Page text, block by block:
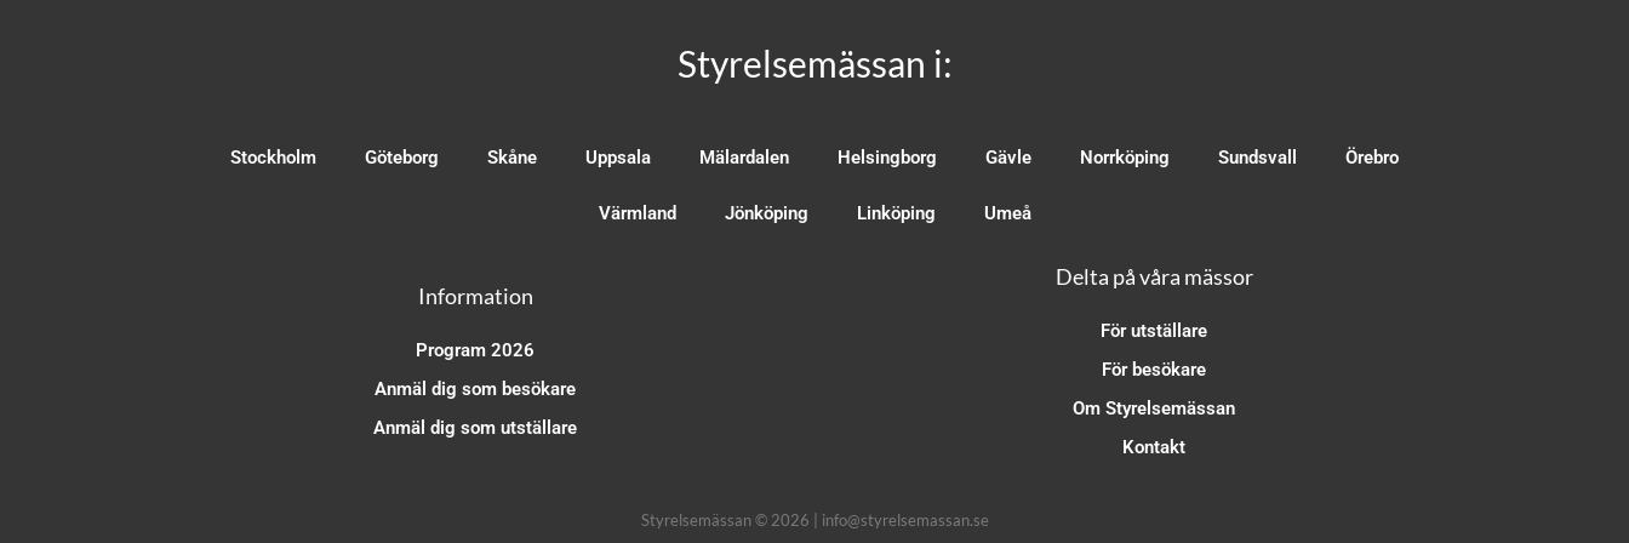
Styrelsemässan i:
Stockholm Göteborg Skåne Uppsala Mälardalen Helsingborg Gävle Norrköping Sundsvall Örebro
Värmland Jönköping Linköping Umeå
Information
Program 2026
Anmäl dig som besökare
Anmäl dig som utställare
Delta på våra mässor
För utställare
För besökare
Om Styrelsemässan
Kontakt
Styrelsemässan © 2026 | info@styrelsemassan.se